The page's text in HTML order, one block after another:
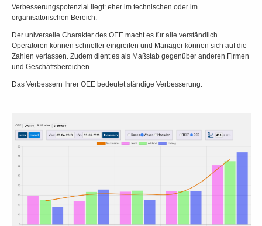
Verbesserungspotenzial liegt: eher im technischen oder im
organisatorischen Bereich.
Der universelle Charakter des OEE macht es für alle verständlich.
Operatoren können schneller eingreifen und Manager können sich auf die
Zahlen verlassen. Zudem dient es als Maßstab gegenüber anderen Firmen
und Geschäftsbereichen.
Das Verbessern Ihrer OEE bedeutet ständige Verbesserung.